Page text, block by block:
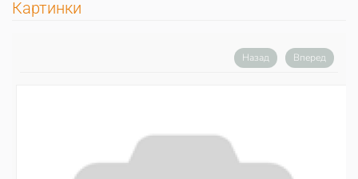
Картинки
Назад Вперед